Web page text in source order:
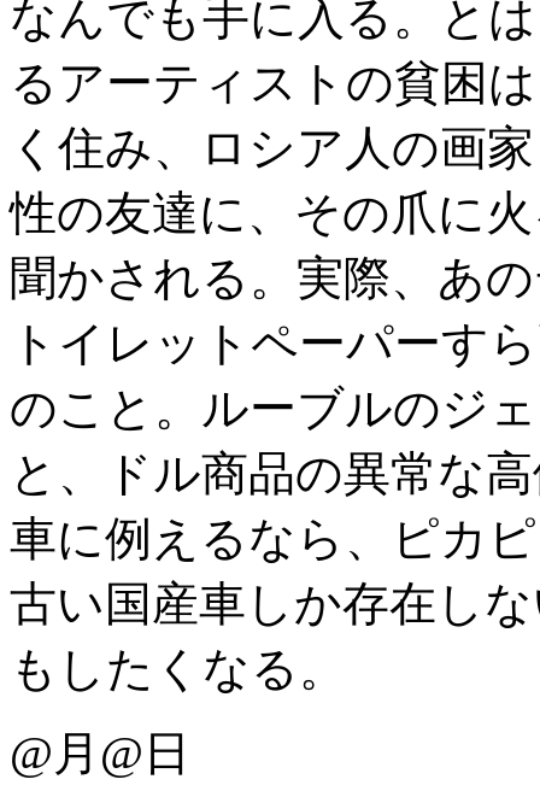
なんでも手に入る。と
るアーティストの貧困
く住み、ロシア人の画
性の友達に、その爪に
聞かされる。実際、あ
トイレットペーパーす
のこと。ルーブルのジ
と、ドル商品の異常な
車に例えるなら、ピカ
古い国産車しか存在し
もしたくなる。
@月@日